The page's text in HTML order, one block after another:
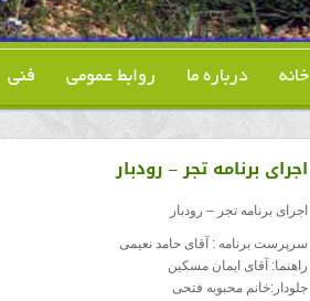
خانه درباره ما روابط عمومی فنی
اجرای برنامه تجر – رودبار
اجرای برنامه تجر – رودبار
سرپرست برنامه : آقای حامد نعیمی
راهنما: آقای ایمان مسکین
جلودار:خانم محبوبه فتحی